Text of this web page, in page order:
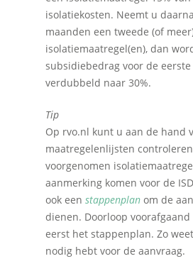
isolatiekosten. Neemt u
maanden een tweede (of
isolatiemaatregel(en), dan
subsidiebedrag voor de
verdubbeld naar 30%.
Tip
Op rvo.nl kunt u aan de hand
maatregelenlijsten
voorgenomen
aanmerking komen voor de
ook een stappenplan om de
dienen. Doorloop
eerst het stappenplan. Zo
nodig hebt voor de aanvraag.